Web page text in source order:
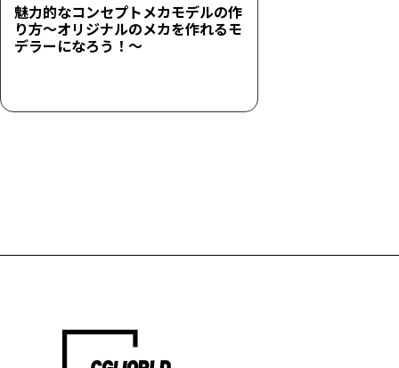
魅力的なコンセプトメカモデルの作
り方～オリジナルのメカを作れるモ
デラーになろう！～